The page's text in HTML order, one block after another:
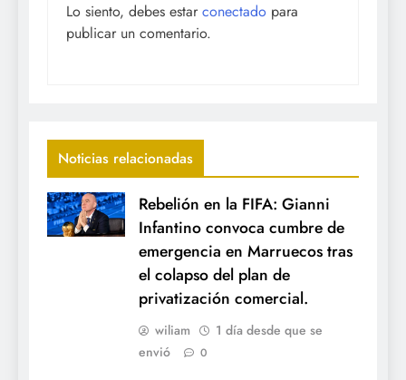
Lo siento, debes estar conectado para
publicar un comentario.
Noticias relacionadas
Rebelión en la FIFA: Gianni
Infantino convoca cumbre de
emergencia en Marruecos tras
el colapso del plan de
privatización comercial.
wiliam
1 día desde que se
envió
0